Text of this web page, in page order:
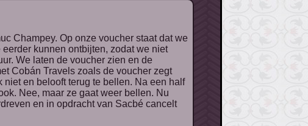
kunnen ontbijten, zodat we niet
We laten de voucher zien en de
Cobán Travels zoals de voucher zegt
en belooft terug te bellen. Na een half
Nee, maar ze gaat weer bellen. Nu
en in opdracht van Sacbé cancelt